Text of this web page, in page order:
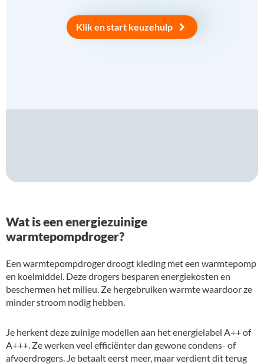
Klik en start keuzehulp
Wat is een energiezuinige
warmtepompdroger?
Een warmtepompdroger droogt kleding met een warmtepomp
en koelmiddel. Deze drogers besparen energiekosten en
beschermen het milieu. Ze hergebruiken warmte waardoor ze
minder stroom nodig hebben.
Je herkent deze zuinige modellen aan het energielabel A++ of
A+++. Ze werken veel efficiënter dan gewone condens- of
afvoerdrogers. Je betaalt eerst meer, maar verdient dit terug